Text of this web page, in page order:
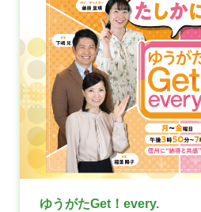
ゆうがたGet！every.